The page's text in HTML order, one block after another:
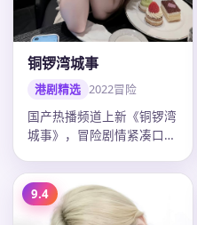
铜锣湾城事
港剧精选 2022冒险
国产热播频道上新《铜锣湾
城事》，冒险剧情紧凑口碑
2022年…
9.4